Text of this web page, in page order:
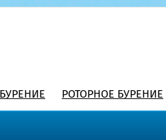
РОТОРНОЕ БУРЕНИЕ